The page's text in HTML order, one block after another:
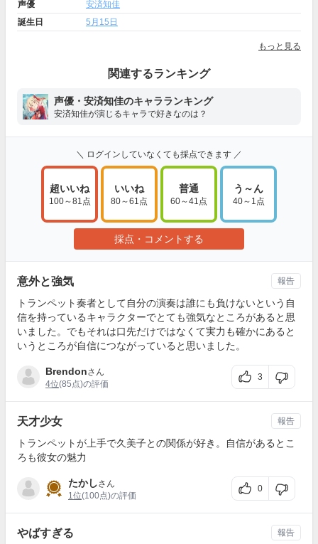
声優
安済知佳
誕生日
5月15日
もっと見る
関連するランキング
声優・安済知佳のキャラランキング
安済知佳が演じるキャラで好きなのは？
＼ ログインしていなくても採点できます ／
超いいね
100～81点
いいね
80～61点
普通
60～41点
う～ん
40～1点
採点・コメントする
意外と強気
トランペット奏者として自分の演奏は誰にも負けないという自
信を持っているキャラクターでとても強気なところがあると思
いました。でもそれは口先だけではなくて実力も確かにあると
いうところが自信につながっていると思いました。
Brendonさん
4位(85点)の評価
3
報告
天才少女
トランペットが上手で久美子との関係が好き。自信があるとこ
ろも彼女の魅力
たかしさん
1位(100点)の評価
0
報告
やばすぎる 報告